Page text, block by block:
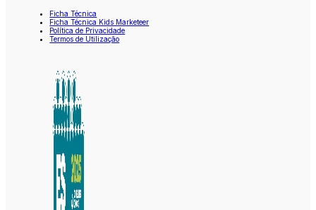
Ficha Técnica
Ficha Técnica Kids Marketeer
Política de Privacidade
Termos de Utilização